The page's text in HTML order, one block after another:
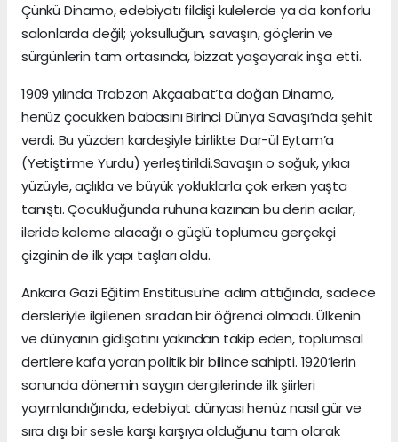
Çünkü Dinamo, edebiyatı fildişi kulelerde ya da konforlu
salonlarda değil; yoksulluğun, savaşın, göçlerin ve
sürgünlerin tam ortasında, bizzat yaşayarak inşa etti.
1909 yılında Trabzon Akçaabat’ta doğan Dinamo,
henüz çocukken babasını Birinci Dünya Savaşı’nda şehit
verdi. Bu yüzden kardeşiyle birlikte Dar-ül Eytam’a
(Yetiştirme Yurdu) yerleştirildi.Savaşın o soğuk, yıkıcı
yüzüyle, açlıkla ve büyük yokluklarla çok erken yaşta
tanıştı. Çocukluğunda ruhuna kazınan bu derin acılar,
ileride kaleme alacağı o güçlü toplumcu gerçekçi
çizginin de ilk yapı taşları oldu.
Ankara Gazi Eğitim Enstitüsü’ne adım attığında, sadece
dersleriyle ilgilenen sıradan bir öğrenci olmadı. Ülkenin
ve dünyanın gidişatını yakından takip eden, toplumsal
dertlere kafa yoran politik bir bilince sahipti. 1920’lerin
sonunda dönemin saygın dergilerinde ilk şiirleri
yayımlandığında, edebiyat dünyası henüz nasıl gür ve
sıra dışı bir sesle karşı karşıya olduğunu tam olarak